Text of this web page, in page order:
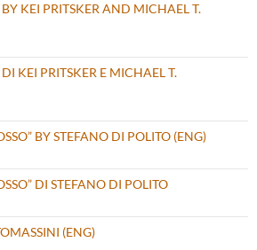
KEI PRITSKER AND MICHAEL T.
KEI PRITSKER E MICHAEL T.
BY STEFANO DI POLITO (ENG)
DI STEFANO DI POLITO
(ENG)